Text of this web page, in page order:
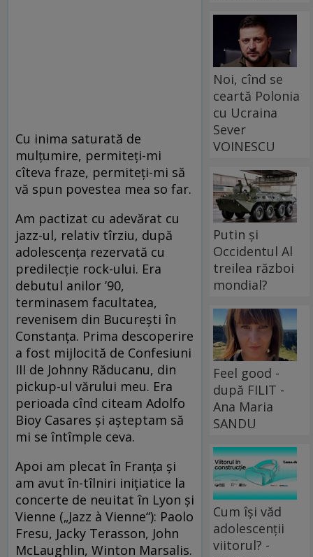
Cu inima saturată de
mulţumire, permiteţi-mi
cîteva fraze, permiteţi-mi să
vă spun povestea mea so far.
Am pactizat cu adevărat cu
jazz-ul, relativ tîrziu, după
adolescenţa rezervată cu
predilecţie rock-ului. Era
debutul anilor ’90,
terminasem facultatea,
revenisem din Bucureşti în
Constanţa. Prima descoperire
a fost mijlocită de Confesiuni
III de Johnny Răducanu, din
pickup-ul vărului meu. Era
perioada cînd citeam Adolfo
Bioy Casares şi aşteptam să
mi se întîmple ceva.
Apoi am plecat în Franţa şi
am avut în-tîlniri iniţiatice la
concerte de neuitat în Lyon şi
Vienne („Jazz à Vienne“): Paolo
Fresu, Jacky Terasson, John
McLaughlin, Winton Marsalis.
Noi, cînd se
ceartă Polonia
cu Ucraina
Sever
VOINESCU
Putin și
Occidentul Al
treilea război
mondial?
Feel good -
după FILIT -
Ana Maria
SANDU
Cum își văd
adolescenții
viitorul? -